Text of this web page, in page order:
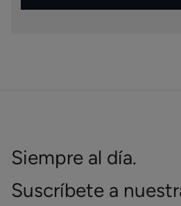
Siempre al día.
Suscríbete a